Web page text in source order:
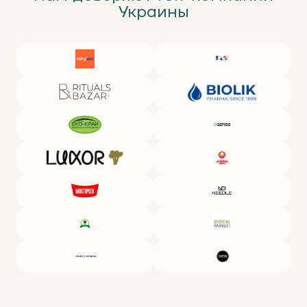
Корпус диспенсера для клейкой ленты выполнен из
стойкий к механическим повреждениям. Он не боится
перепадов температур. Благодаря таким свойствам
диспенсеры для скотча можно применять как в
отапливаемых помещениях, так и на открытом воздухе при
холодной погоде. Приспособление стойко переносит
воздействие влаги, не поддается влиянию коррозии.
Диспенсер для клейкой ленты: правила
не нужно специальных навыков — справиться сможет
компании «ЗАПАКОВАНО», устроены по одному принципу,
Украины